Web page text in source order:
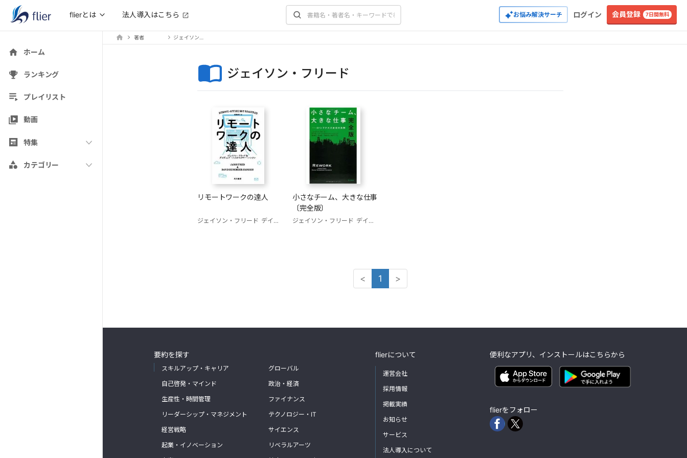
flierとは 法人導入はこちら お悩み解決サーチ ログイン 会員登録 7日間無料
ホーム
ランキング
プレイリスト
動画
特集
カテゴリー
著者
ジェイソン・フリード
リモートワークの達人
ジェイソン・フリード デイヴィッド・ハイネマイヤー・ハンソン
小さなチーム、大きな仕事
〔完全版〕
ジェイソン・フリード デイヴィッド・ハイネマイヤー・ハンソン
< 1 >
要約を探す
スキルアップ・キャリア
自己啓発・マインド
生産性・時間管理
リーダーシップ・マネジメント
経営戦略
起業・イノベーション
グローバル
政治・経済
ファイナンス
テクノロジー・IT
サイエンス
リベラルアーツ
flierについて
運営会社
採用情報
掲載実績
お知らせ
サービス
法人導入について
便利なアプリ、インストールはこちらから
flierをフォロー